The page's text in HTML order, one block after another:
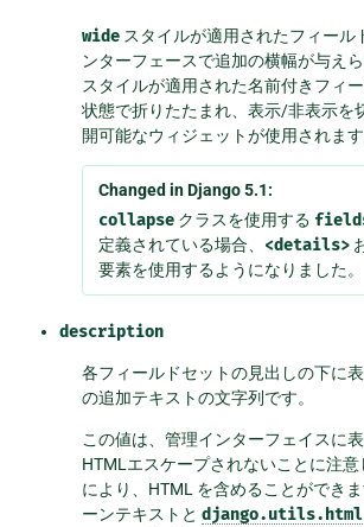
wide スタイルが適用されたフィール
ンターフェースで追加の横幅が与えら
スタイルが適用された名前付きフィ
状態で折りたたまれ、表示/非表示を
開可能なウィジェットが使用されます
Changed in Django 5.1:
collapse クラスを使用する
定義されている場合、 <details>
要素を使用するようになりました。
description
各フィールドセットの見出しの下に
の追加テキストの文字列です。
この値は、管理インターフェイスに
HTMLエスケープされないことに注
により、HTML を含めることができ
ーンテキストと